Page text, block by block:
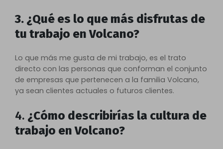
3. ¿Qué es lo que más disfrutas de
tu trabajo en Volcano?
Lo que más me gusta de mi trabajo, es el trato
directo con las personas que conforman el conjunto
de empresas que pertenecen a la familia Volcano,
ya sean clientes actuales o futuros clientes.
4. ¿Cómo describirías la cultura de
trabajo en Volcano?